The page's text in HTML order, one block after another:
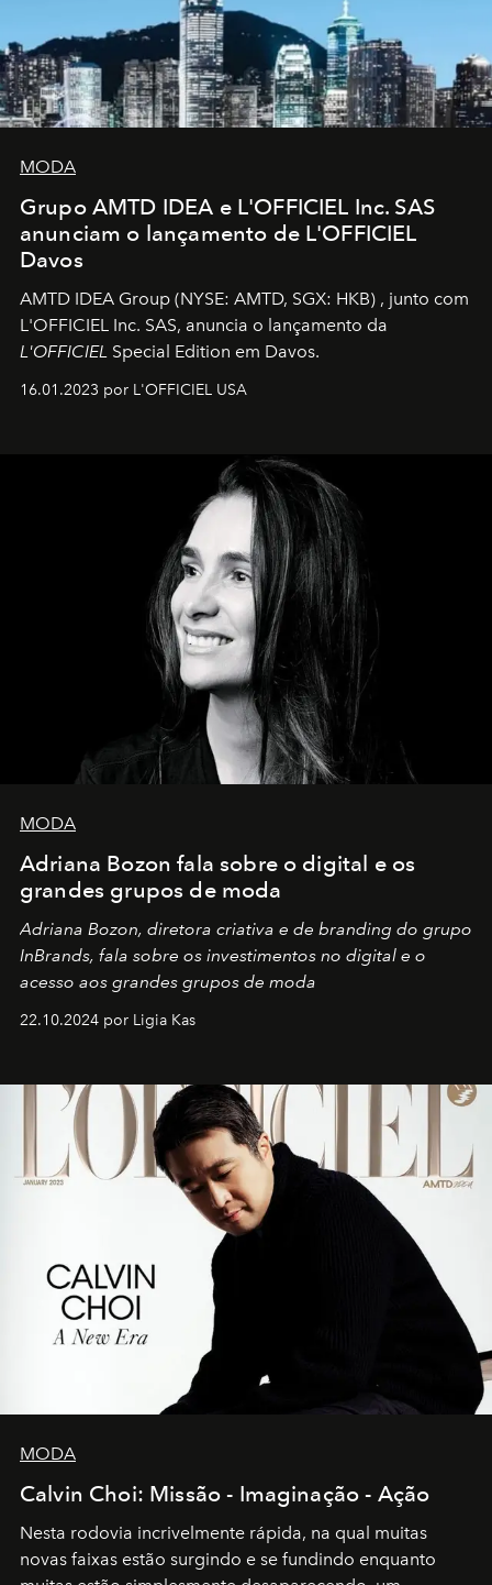
MODA
Grupo AMTD IDEA e L'OFFICIEL Inc. SAS
anunciam o lançamento de L'OFFICIEL
Davos
AMTD IDEA Group (NYSE: AMTD, SGX: HKB) , junto com
L'OFFICIEL Inc. SAS, anuncia o lançamento da
L'OFFICIEL Special Edition em Davos.
16.01.2023 por L'OFFICIEL USA
MODA
Adriana Bozon fala sobre o digital e os
grandes grupos de moda
Adriana Bozon, diretora criativa e de branding do grupo
InBrands, fala sobre os investimentos no digital e o
acesso aos grandes grupos de moda
22.10.2024 por Ligia Kas
MODA
Calvin Choi: Missão - Imaginação - Ação
Nesta rodovia incrivelmente rápida, na qual muitas
novas faixas estão surgindo e se fundindo enquanto